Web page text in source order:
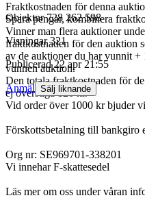
Fraktkostnaden för denna
Spara pengar, kombinera
Vinner man flera auktioner
fraktkostnaden för den auktion
av de auktioner du har vunnit
vunnen auktion.
Den totala fraktkostnaden för
ej överstiga 120 kr.
Vid order över 1000 kr bjuder
Förskottsbetalning till bankgiro
Org nr: SE969701-338201
Vi innehar F-skattesedel
Läs mer om oss under våran
Objektnr 728 262 598
Visningar 321
Publicerad 22 apr 21:55
Anmäl Sälj liknande